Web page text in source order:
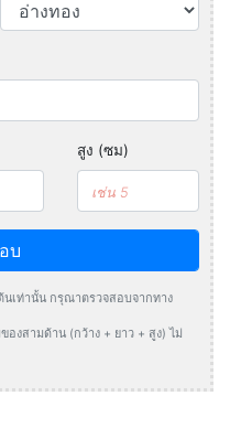
สูง (ซม)
บ
นเท่านั้น กรุณาตรวจสอบจากทาง
งสามด้าน (กว้าง + ยาว + สูง) ไม่